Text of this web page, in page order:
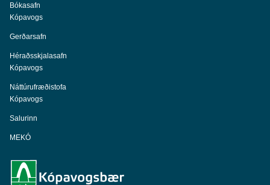
Bókasafn
Kópavogs
Gerðarsafn
Héraðsskjalasafn
Kópavogs
Náttúrufræðistofa
Kópavogs
Salurinn
MEKÓ